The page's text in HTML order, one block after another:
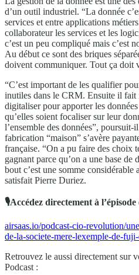
d’un outil industriel. “La donnée
services et entre applications
collaborateur les services et les
c’est un peu compliqué mais c’est
Au début ce sont des briques
doivent communiquer. Tout ça doit
“C’est important de les qualifier
inutiles dans le CRM. Ensuite il
digitaliser pour apporter les
qu’elles soient focaliser sur leur
l’ensemble des données”, poursuit-
fabrication “maison” s’avère
française. “On a pu faire des choix
gagnant parce qu’on a une base de
bout c’est une somme considérable
satisfait Pierre Duriez.
🎙Accédez directement à
airsaas.io/podcast-cio-revolution/
de-la-societe-mere-lexemple-de-
Retrouvez le aussi directement sur
Podcast :